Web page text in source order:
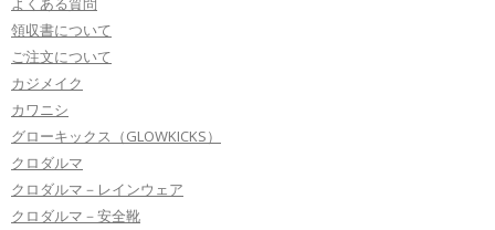
領収書について
ご注文について
カジメイク
カワニシ
グローキックス（GLOWKICKS）
クロダルマ
クロダルマ－レインウェア
クロダルマ－安全靴